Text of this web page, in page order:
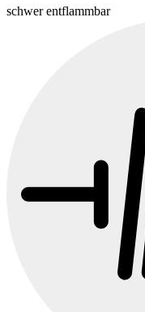
schwer entflammbar